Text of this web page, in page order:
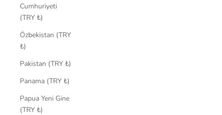
Cumhuriyeti
(TRY ₺)
Özbekistan (TRY
₺)
Pakistan (TRY ₺)
Panama (TRY ₺)
Papua Yeni Gine
(TRY ₺)